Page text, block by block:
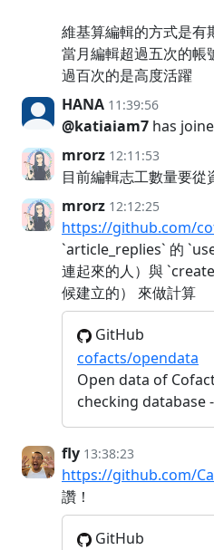
維基算編輯的方式是有
當月編輯超過五次的帳
過百次的是高度活躍
HANA 11:39:56
@katiaiam7 has
mrorz 12:11:53
目前編輯志工數量要從
mrorz 12:12:25
https://github.com/
`article_replies` 的
連起來的人）與
候建立的） 來做計算
GitHub
cofacts/opendata
Open data of
checking database
fly 13:38:23
https://github.com/
讚！
GitHub